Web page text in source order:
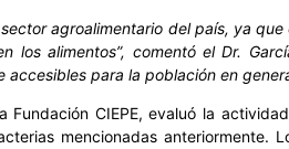
agroalimentario del país, ya
alimentos”, comentó el Dr.
para la población en
Fundación CIEPE, evaluó la
mencionadas anteriormente.